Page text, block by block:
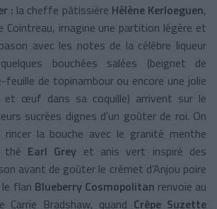
: la cheffe pâtissière Hélène Kerloeguen,
Cointreau, imagine une partition légère et
avec les notes de la célèbre liqueur
bouchées salées (beignet de
feuille de topinambour ou encore une jolie
et œuf dans sa coquille) arrivent sur le
sucrées dignes d’un goûter de roi. On
rincer la bouche avec le granité menthe
thé Earl Grey et anis vert inspiré des
avant de goûter le crémet d’Anjou poire
flan Blueberry Cosmopolitan renvoie au
Carrie Bradshaw, quand Crêpe Suzette